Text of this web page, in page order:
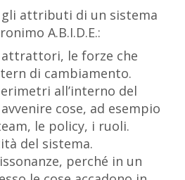
gli attributi di un sistema
A.B.I.D.E.:
le forze che
di cambiamento.
all’interno del
cose, ad esempio
le policy, i ruoli.
del sistema.
perché in un